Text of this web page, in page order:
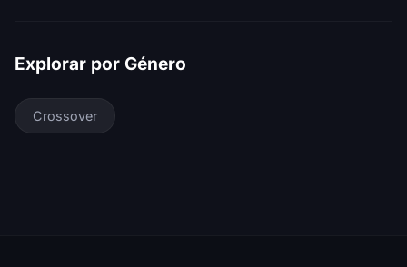
Explorar por Género
Crossover